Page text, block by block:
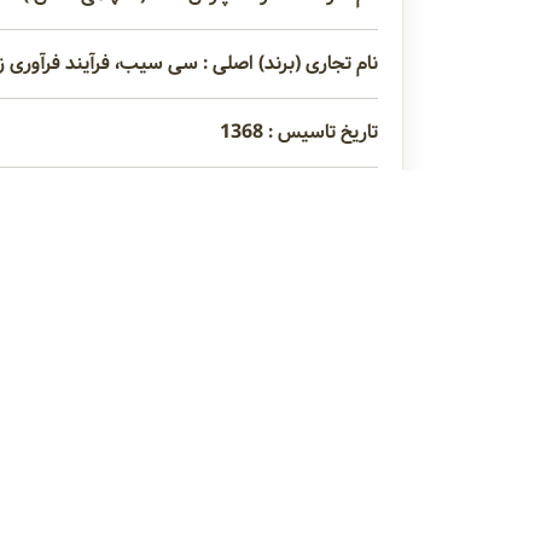
نام تجاری (برند) اصلی : سی سیب، فرآیند
تاریخ تاسیس : 1368